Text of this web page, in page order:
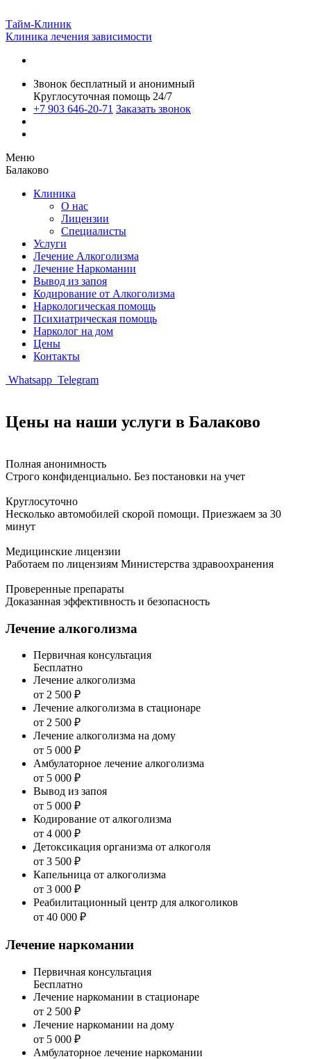
Тайм-Клиник
Клиника лечения зависимости
Звонок бесплатный и анонимный
Круглосуточная помощь 24/7
+7 903 646-20-71 Заказать звонок
Меню
Балаково
Клиника
О нас
Лицензии
Специалисты
Услуги
Лечение Алкоголизма
Лечение Наркомании
Вывод из запоя
Кодирование от Алкоголизма
Наркологическая помощь
Психиатрическая помощь
Нарколог на дом
Цены
Контакты
Whatsapp Telegram
Цены на наши услуги в Балаково
Полная анонимность
Строго конфиденциально. Без постановки на учет
Круглосуточно
Несколько автомобилей скорой помощи. Приезжаем за 30
минут
Медицинские лицензии
Работаем по лицензиям Министерства здравоохранения
Проверенные препараты
Доказанная эффективность и безопасность
Лечение алкоголизма
Первичная консультация
Бесплатно
Лечение алкоголизма
от 2 500 ₽
Лечение алкоголизма в стационаре
от 2 500 ₽
Лечение алкоголизма на дому
от 5 000 ₽
Амбулаторное лечение алкоголизма
от 5 000 ₽
Вывод из запоя
от 5 000 ₽
Кодирование от алкоголизма
от 4 000 ₽
Детоксикация организма от алкоголя
от 3 500 ₽
Капельница от алкоголизма
от 3 000 ₽
Реабилитационный центр для алкоголиков
от 40 000 ₽
Лечение наркомании
Первичная консультация
Бесплатно
Лечение наркомании в стационаре
от 2 500 ₽
Лечение наркомании на дому
от 5 000 ₽
Амбулаторное лечение наркомании